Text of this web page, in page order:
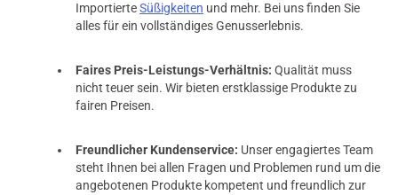
ImportierteSüßigkeiten und mehr. Bei uns finden Sie
alles für ein vollständiges Genusserlebnis.
Faires Preis-Leistungs-Verhältnis: Qualität muss
nicht teuer sein. Wir bieten erstklassige Produkte zu
fairen Preisen.
Freundlicher Kundenservice: Unser engagiertes Team
steht Ihnen bei allen Fragen und Problemen rund um die
angebotenen Produkte kompetent und freundlich zur